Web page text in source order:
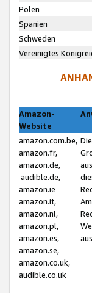
Polen
Spanien
Schweden
Vereinigtes
Amazon-
Website
amazon.com.be,
amazon.fr,
amazon.de,
audible.de,
amazon.ie
amazon.it,
amazon.nl,
amazon.pl,
amazon.es,
amazon.se,
amazon.co.uk,
audible.co.uk